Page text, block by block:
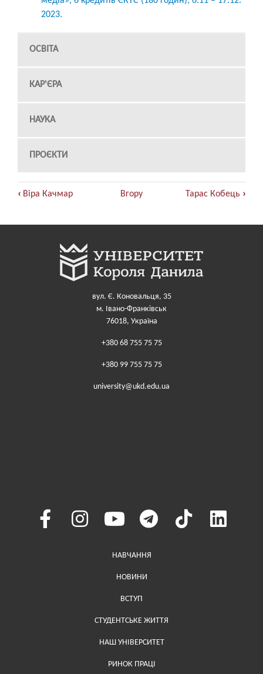
2023.
ОСВІТА
КАР'ЄРА
НАУКА
ПРОЄКТИ
Книжкові
посилання
Галина
Держипільська
‹ Віра Качмар Вгору Тарас Кобець ›
вул. Є. Коновальця, 35
м. Івано-Франківськ
76018, Україна
+380 68 755 75 75
+380 99 755 75 75
university@ukd.edu.ua
Меню у хедері
НАВЧАННЯ
НОВИНИ
ВСТУП
СТУДЕНТСЬКЕ ЖИТТЯ
НАШ УНІВЕРСИТЕТ
РИНОК ПРАЦІ